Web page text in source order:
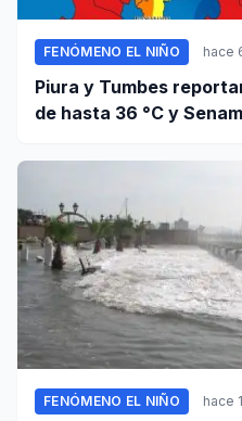
FENÓMENO EL NIÑO hace
Piura y Tumbes
de hasta 36 °C y
FENÓMENO EL NIÑO hace